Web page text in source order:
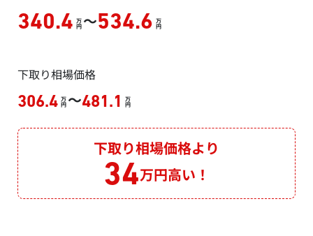
340.4 万
円 ～534.6 万
円
下取り相場価格
306.4 万
円 ～481.1 万
円
下取り相場価格より
34万円高い！